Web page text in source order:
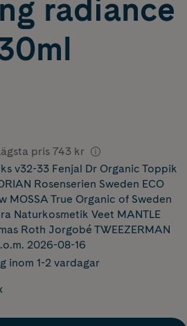
radiance
pris 743 kr
v32-33 Fenjal Dr Organic Toppik
Rosenserien Sweden ECO
MOSSA True Organic of Sweden
Naturkosmetik Veet MANTLE
Roth Jorgobé TWEEZERMAN
2026-08-16
inom 1-2 vardagar